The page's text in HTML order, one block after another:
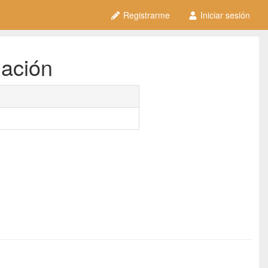
Registrarme Iniciar sesión